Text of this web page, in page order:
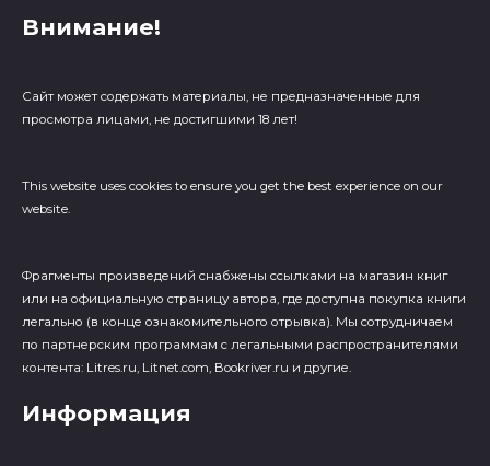
Внимание!
Сайт может содержать материалы, не предназначенные для
просмотра лицами, не достигшими 18 лет!
This website uses cookies to ensure you get the best experience on our
website.
Фрагменты произведений cнабжены ссылками на магазин книг
или на официальную страницу автора, где доступна покупка книги
легально (в конце ознакомительного отрывка). Мы сотрудничаем
по партнерским программам с легальными распространителями
контента: Litres.ru, Litnet.com, Bookriver.ru и другие.
Информация